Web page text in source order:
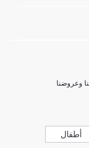
وعروضنا
أطفال